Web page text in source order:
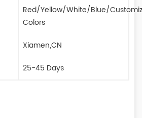
Red/Yellow/White/Blue/
Colors
Xiamen,CN
25-45 Days